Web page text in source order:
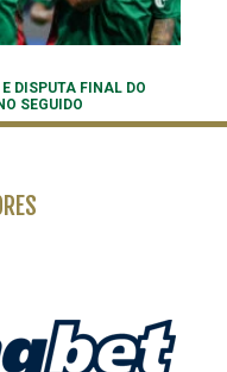
DISPUTA FINAL DO
SEGUIDO